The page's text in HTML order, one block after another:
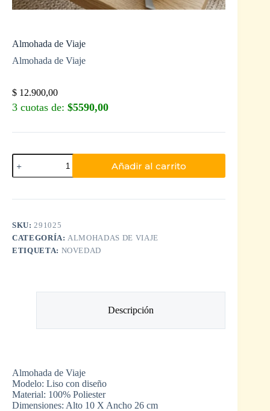
Almohada de Viaje
Almohada de Viaje
$ 12.900,00
3 cuotas de: $5590,00
Añadir al carrito
SKU:291025
CATEGORÍA:ALMOHADAS DE VIAJE
ETIQUETA: NOVEDAD
Descripción
Almohada de Viaje
Modelo: Liso con diseño
Material: 100% Poliester
Dimensiones: Alto 10 X Ancho 26 cm